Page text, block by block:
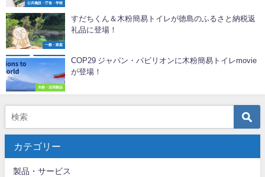
公共施設・庁舎・学校
一般・家庭
すだちくん＆木粉簡易トイレが徳島のふるさと納税返
礼品に登場！
木粉・活用製品
COP29 ジャパン・パビリオンに木粉簡易トイレmovie
が登場！
カテゴリー
製品・サービス